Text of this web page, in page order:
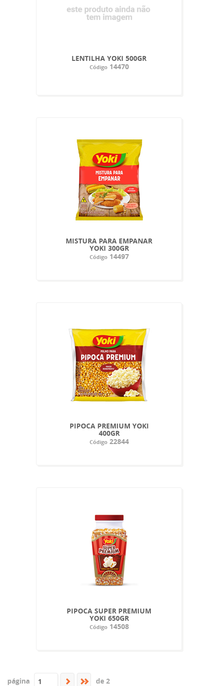
LENTILHA YOKI 500GR
Código14470
MISTURA PARA EMPANAR
YOKI 300GR
Código14497
PIPOCA PREMIUM YOKI
400GR
Código22844
PIPOCA SUPER PREMIUM
YOKI 650GR
Código14508
página de 2